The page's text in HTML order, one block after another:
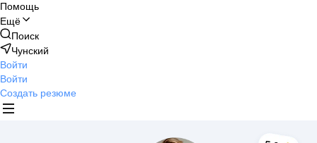
Помощь
Ещё
Поиск
Чунский
Войти
Войти
Создать резюме